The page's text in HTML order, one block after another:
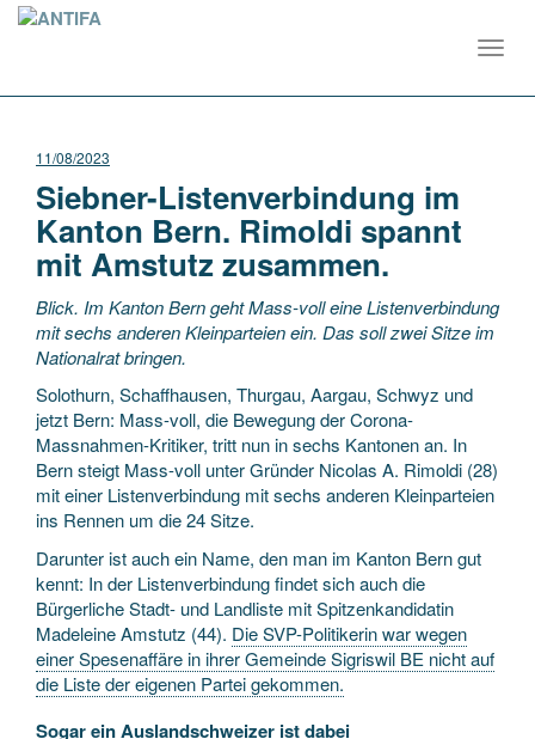
11/08/2023
Siebner-Listenverbindung im
Kanton Bern. Rimoldi spannt
mit Amstutz zusammen.
Blick. Im Kanton Bern geht Mass-voll eine Listenverbindung
mit sechs anderen Kleinparteien ein. Das soll zwei Sitze im
Nationalrat bringen.
Solothurn, Schaffhausen, Thurgau, Aargau, Schwyz und
jetzt Bern: Mass-voll, die Bewegung der Corona-
Massnahmen-Kritiker, tritt nun in sechs Kantonen an. In
Bern steigt Mass-voll unter Gründer Nicolas A. Rimoldi (28)
mit einer Listenverbindung mit sechs anderen Kleinparteien
ins Rennen um die 24 Sitze.
Darunter ist auch ein Name, den man im Kanton Bern gut
kennt: In der Listenverbindung findet sich auch die
Bürgerliche Stadt- und Landliste mit Spitzenkandidatin
Madeleine Amstutz (44). Die SVP-Politikerin war wegen
einer Spesenaffäre in ihrer Gemeinde Sigriswil BE nicht auf
die Liste der eigenen Partei gekommen.
Sogar ein Auslandschweizer ist dabei